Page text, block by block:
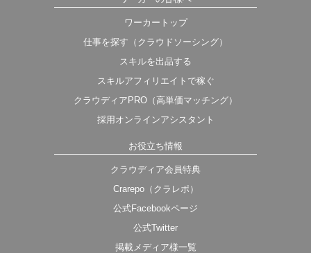
ワーカートップ
仕事を探す（クラウドソーシング）
スキルを出品する
スキルアフィリエイトで稼ぐ
クラウディアPRO（高単価マッチング）
採用オンラインアシスタント
お役立ち情報
クラウディア会員特典
Crarepo（クラレポ）
公式Facebookページ
公式Twitter
掲載メディア様一覧